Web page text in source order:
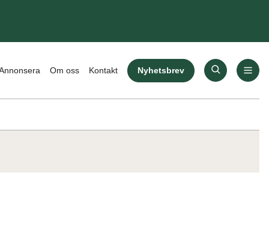
Om oss Kontakt Nyhetsbrev